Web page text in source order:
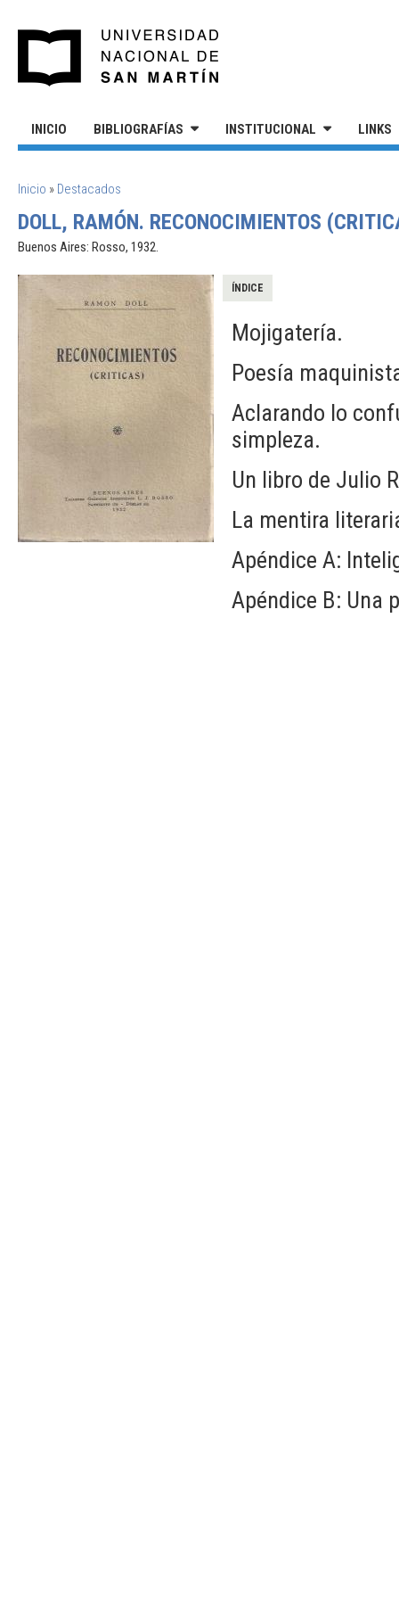
INICIO BIBLIOGRAFÍAS INSTITUCIONAL LINKS
SE ENCUENTRA USTED AQUÍ
Inicio » Destacados
DOLL, RAMÓN. RECONOCIMIENTOS
Buenos Aires: Rosso, 1932.
ÍNDICE
Mojigatería.
Poesía
Aclarando lo
simpleza.
Un libro de Julio
La mentira
Apéndice A:
Apéndice B: Una